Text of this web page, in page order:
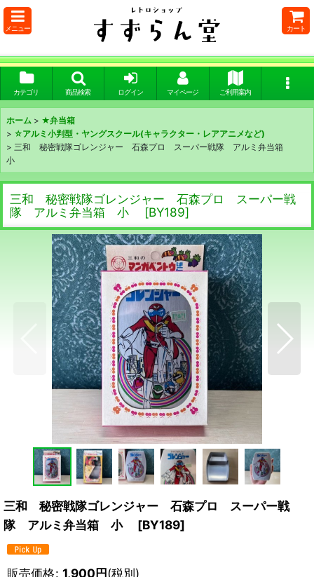
メニュー カート
カテゴリ 商品検索 ログイン マイページ ご利用案内
ホーム > ★弁当箱
> ☆アルミ小判型・ヤングスクール(キャラクター・レアアニメなど)
> 三和 秘密戦隊ゴレンジャー 石森プロ スーパー戦隊 アルミ弁当箱
小
三和 秘密戦隊ゴレンジャー 石森プロ スーパー戦
隊 アルミ弁当箱 小
[BY189]
三和 秘密戦隊ゴレンジャー 石森プロ スーパー戦
隊 アルミ弁当箱 小
[BY189]
販売価格: 1,900円(税別)